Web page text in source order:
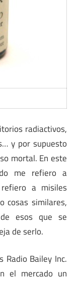
radiactivos,
y por supuesto
mortal. En este
me refiero a
a misiles
cosas similares,
esos que se
de serlo.
Radio Bailey Inc.
el mercado un